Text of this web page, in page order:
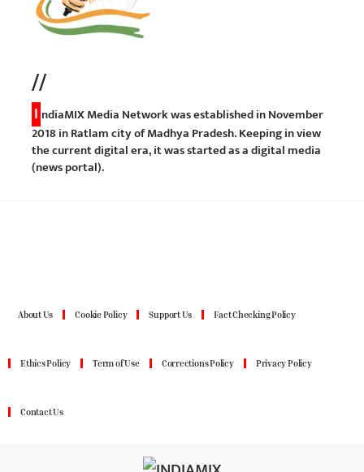
//
I ndiaMIX Media Network was established in November
2018 in Ratlam city of Madhya Pradesh. Keeping in view
the current digital era, it was started as a digital media
(news portal).
About Us Cookie Policy Support Us Fact Checking Policy
Ethics Policy Term of Use Corrections Policy Privacy Policy
Contact Us